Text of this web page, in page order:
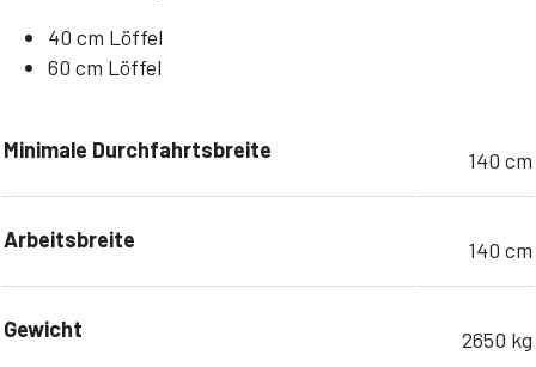
40 cm Löffel
60 cm Löffel
Minimale Durchfahrtsbreite 140 cm
Arbeitsbreite 140 cm
Gewicht 2650 kg